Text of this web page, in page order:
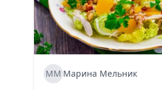
ММ Марина Мельник